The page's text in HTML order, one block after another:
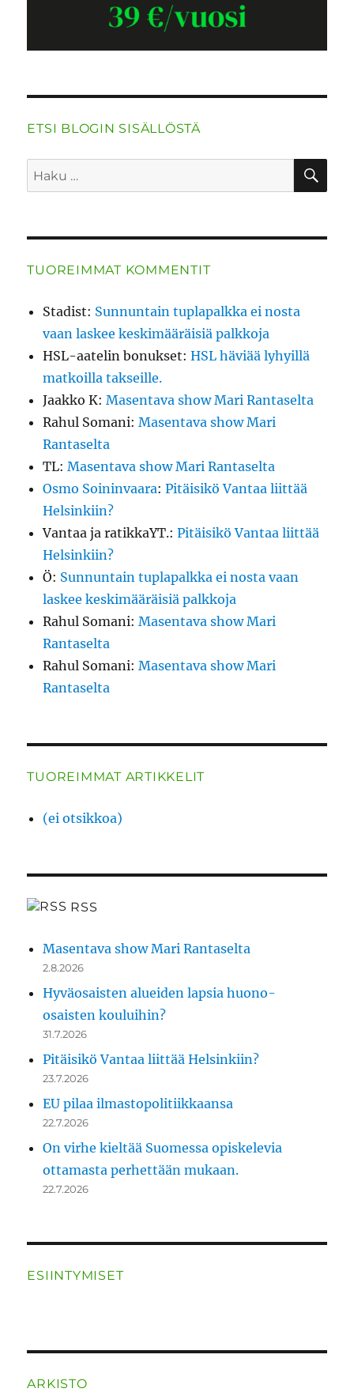
ETSI BLOGIN SISÄLLÖSTÄ
Etsi:
TUOREIMMAT KOMMENTIT
Stadist: Sunnuntain tuplapalkka ei nosta
vaan laskee keskimääräisiä palkkoja
HSL-aatelin bonukset:HSL häviää lyhyillä
matkoilla takseille.
Jaakko K:Masentava show Mari Rantaselta
Rahul Somani:Masentava show Mari
Rantaselta
TL:Masentava show Mari Rantaselta
Osmo Soininvaara:Pitäisikö Vantaa liittää
Helsinkiin?
Vantaa ja ratikkaYT.:Pitäisikö Vantaa liittää
Helsinkiin?
Ö: Sunnuntain tuplapalkka ei nosta vaan
laskee keskimääräisiä palkkoja
Rahul Somani:Masentava show Mari
Rantaselta
Rahul Somani:Masentava show Mari
Rantaselta
TUOREIMMAT ARTIKKELIT
(ei otsikkoa)
RSS
Masentava show Mari Rantaselta
2.8.2026
Hyväosaisten alueiden lapsia huono-
osaisten kouluihin?
31.7.2026
Pitäisikö Vantaa liittää Helsinkiin?
23.7.2026
EU pilaa ilmastopolitiikkaansa
22.7.2026
On virhe kieltää Suomessa opiskelevia
ottamasta perhettään mukaan.
22.7.2026
ESIINTYMISET
ARKISTO